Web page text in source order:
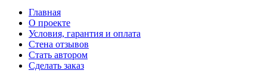
Главная
О проекте
Условия, гарантия и оплата
Стена отзывов
Стать автором
Сделать заказ